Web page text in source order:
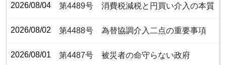
2026/08/04 第4489号 消費税減税と円買い介入の本質
2026/08/02 第4488号 為替協調介入二点の重要事項
2026/08/01 第4487号 被災者の命守らない政府